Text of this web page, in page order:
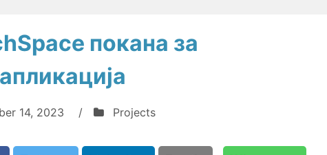
покана за
14, 2023 / Projects